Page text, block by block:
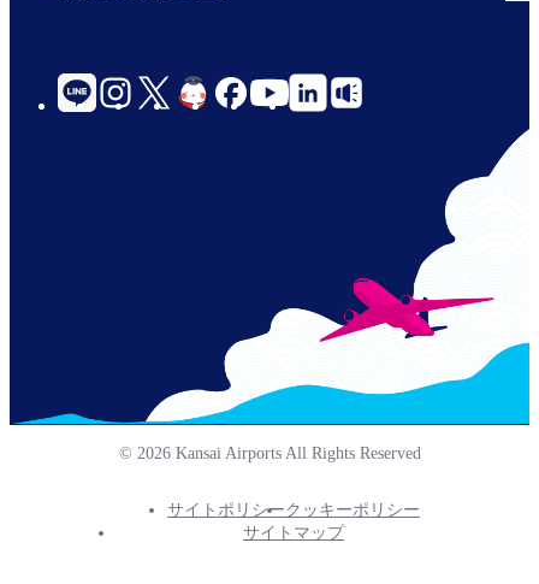
social-
links-
© 2026 Kansai Airports All Rights Reserved
サイトポリシークッキーポリシー
サイトマップ